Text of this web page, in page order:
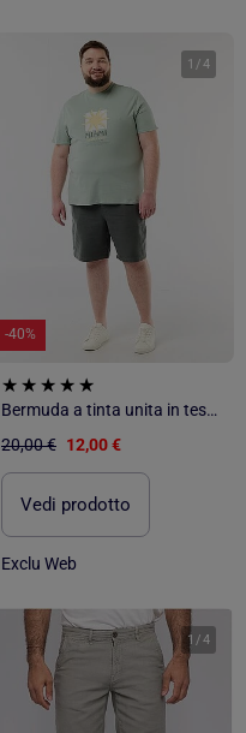
1 /4
-40%
Bermuda a tinta unita in tessuto dobby
20,00 € 12,00 €
Vedi prodotto
Exclu Web
1 /4